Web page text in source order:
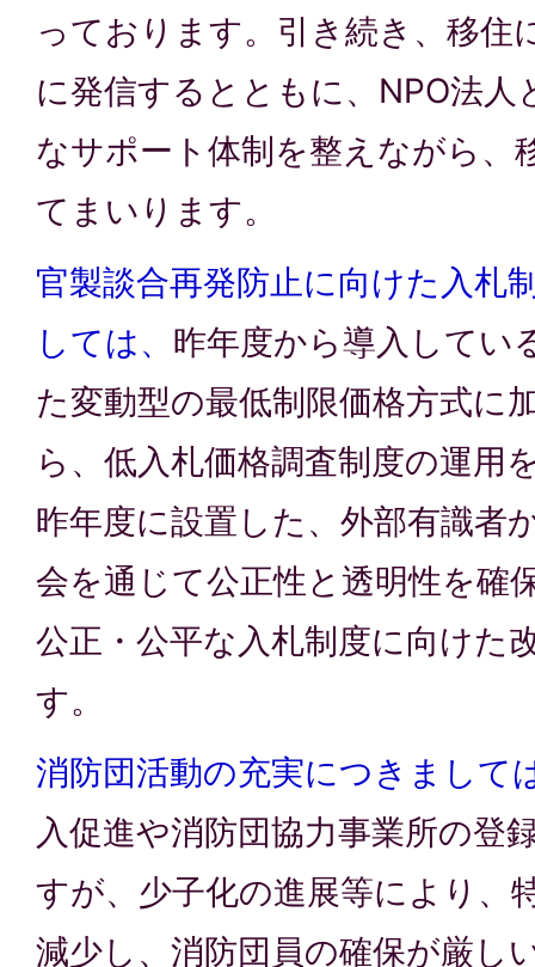
っております。引き続き、移住
に発信するとともに、NPO法
なサポート体制を整えながら、
てまいります。
官製談合再発防止に向けた入札
しては、 昨年度から導入してい
た変動型の最低制限価格方式に
ら、低入札価格調査制度の運用
昨年度に設置した、外部有識者
会を通じて公正性と透明性を確
公正・公平な入札制度に向けた
す。
消防団活動の充実につきまして
入促進や消防団協力事業所の登
すが、少子化の進展等により、
減少し、消防団員の確保が厳し